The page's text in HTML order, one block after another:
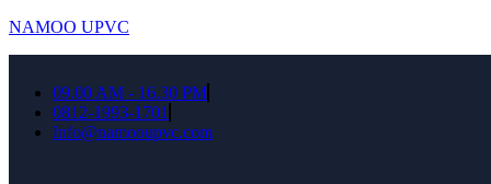
NAMOO UPVC
09.00 AM - 16.30 PM
0812-1993-1701
Info@namooupvc.com